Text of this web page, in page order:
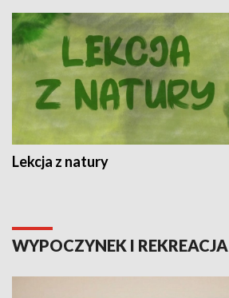
Lekcja z natury
WYPOCZYNEK I REKREACJA